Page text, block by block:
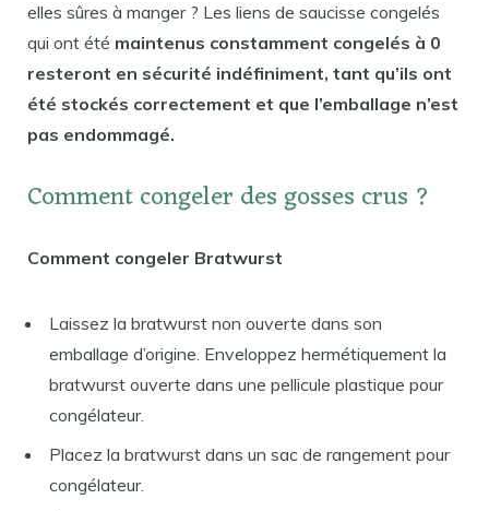
elles sûres à manger ? Les liens de saucisse congelés
qui ont été maintenus constamment congelés à 0
resteront en sécurité indéfiniment, tant qu’ils ont
été stockés correctement et que l’emballage n’est
pas endommagé.
Comment congeler des gosses crus ?
Comment congeler Bratwurst
Laissez la bratwurst non ouverte dans son
emballage d’origine. Enveloppez hermétiquement la
bratwurst ouverte dans une pellicule plastique pour
congélateur.
Placez la bratwurst dans un sac de rangement pour
congélateur.